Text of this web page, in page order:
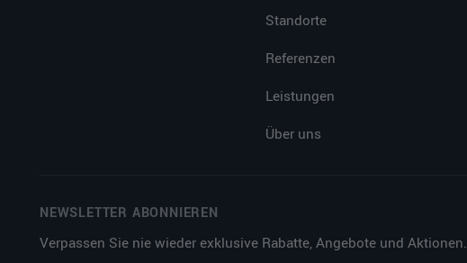
Standorte
Referenzen
Leistungen
Über uns
NEWSLETTER ABONNIEREN
Verpassen Sie nie wieder exklusive Rabatte, Angebote und Aktionen.